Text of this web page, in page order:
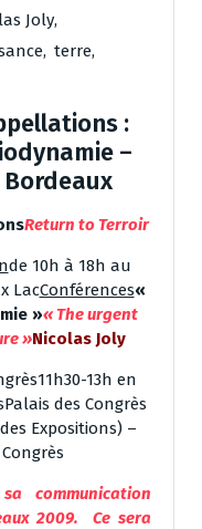
Joly,
, terre,
:
–
Bordeaux
Return to Terroir
de 10h à 18h au
LacConférences«
»« The urgent
»Nicolas Joly
13h en
des Congrès
Expositions) –
communication
2009. Ce sera